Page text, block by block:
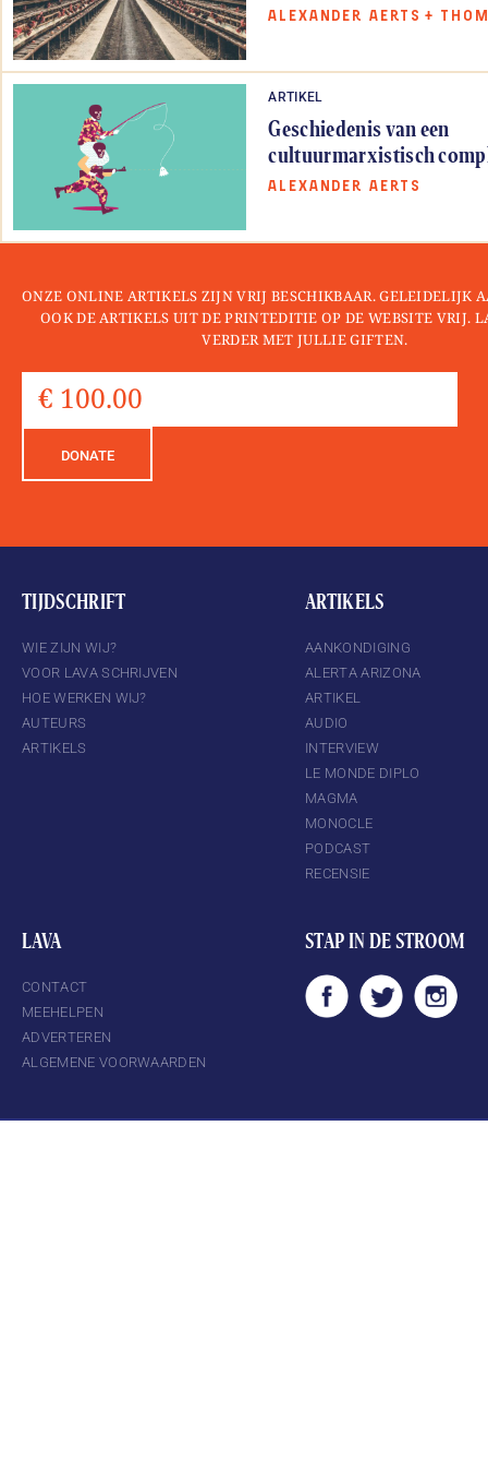
ALEXANDER AERTS +
ARTIKEL
Geschiedenis van een
cultuurmarxistisch
ALEXANDER AERTS
ONZE ONLINE ARTIKELS ZIJN VRIJ BESCHIKBAAR. GELEIDELIJK
OOK DE ARTIKELS UIT DE PRINTEDITIE OP DE WEBSITE VRIJ.
VERDER MET JULLIE GIFTEN.
DONATE
TIJDSCHRIFT
WIE ZIJN WIJ?
VOOR LAVA SCHRIJVEN
HOE WERKEN WIJ?
AUTEURS
ARTIKELS
ARTIKELS
AANKONDIGING
ALERTA ARIZONA
ARTIKEL
AUDIO
INTERVIEW
LE MONDE DIPLO
MAGMA
MONOCLE
PODCAST
RECENSIE
LAVA
CONTACT
MEEHELPEN
ADVERTEREN
ALGEMENE VOORWAARDEN
STAP IN DE STROOM